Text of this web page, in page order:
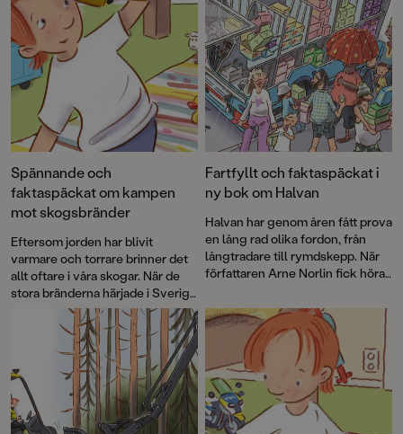
Spännande och
faktaspäckat om kampen
mot skogsbränder
Eftersom jorden har blivit
varmare och torrare brinner det
allt oftare i våra skogar. När de
stora bränderna härjade i Sverige
2018 uppstod idén att skapa en
faktabok för barn och låta Arne
Norlins och Jonas Burmans
populära barnbokskaraktär
Halvan prova på
brandflygaryrket.
Fartfyllt och faktaspäckat i
ny bok om Halvan
Halvan har genom åren fått prova
en lång rad olika fordon, från
långtradare till rymdskepp. När
författaren Arne Norlin fick höra
används i sökandet efter barn
som gått vilse fick Halvan ett
nytt spännande uppdrag.